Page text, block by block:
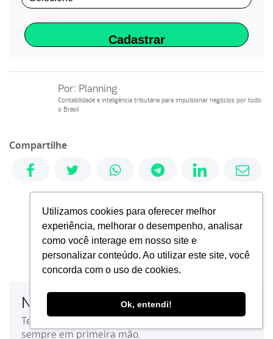
Utilizamos cookies para oferecer melhor
experiência, melhorar o desempenho, analisar
como você interage em nosso site e
personalizar conteúdo. Ao utilizar este site, você
concorda com o uso de cookies.
Ok, entendi!
Cadastrar
Por: Planning
Contabilidade e inteligência tributária para impulsionar negócios por todo
o Brasil
Compartilhe
Newsletter
Tenha acesso a informações, notícias e novidades
sempre em primeira mão.